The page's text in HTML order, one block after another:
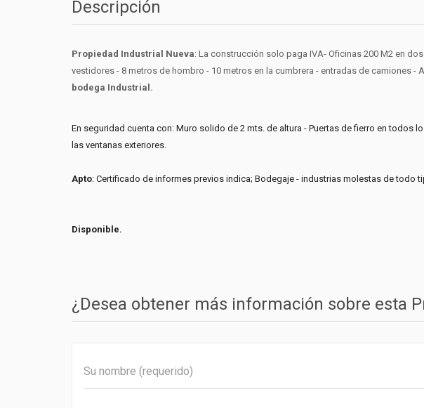
Descripción
Propiedad Industrial Nueva: La construcción solo paga IVA- Oficinas 200 M2 en
vestidores - 8 metros de hombro - 10 metros en la cumbrera - entradas de camiones
bodega Industrial.
En seguridad cuenta con: Muro solido de 2 mts. de altura - Puertas de fierro en
las ventanas exteriores.
Apto: Certificado de informes previos indica; Bodegaje - industrias molestas de todo
Disponible.
¿Desea obtener más información sobre esta